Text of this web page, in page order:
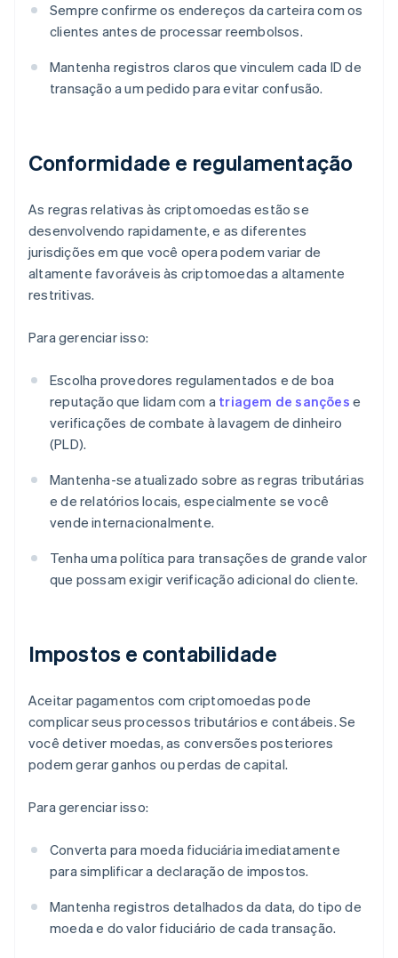
Sempre confirme os endereços da carteira com os
clientes antes de processar reembolsos.
Mantenha registros claros que vinculem cada ID de
transação a um pedido para evitar confusão.
Conformidade e regulamentação
As regras relativas às criptomoedas estão se
desenvolvendo rapidamente, e as diferentes
jurisdições em que você opera podem variar de
altamente favoráveis ​​às criptomoedas a altamente
restritivas.
Para gerenciar isso:
Escolha provedores regulamentados e de boa
reputação que lidam com a triagem de sanções e
verificações de combate à lavagem de dinheiro
(PLD).
Mantenha-se atualizado sobre as regras tributárias
e de relatórios locais, especialmente se você
vende internacionalmente.
Tenha uma política para transações de grande valor
que possam exigir verificação adicional do cliente.
Impostos e contabilidade
Aceitar pagamentos com criptomoedas pode
complicar seus processos tributários e contábeis. Se
você detiver moedas, as conversões posteriores
podem gerar ganhos ou perdas de capital.
Para gerenciar isso:
Converta para moeda fiduciária imediatamente
para simplificar a declaração de impostos.
Mantenha registros detalhados da data, do tipo de
moeda e do valor fiduciário de cada transação.